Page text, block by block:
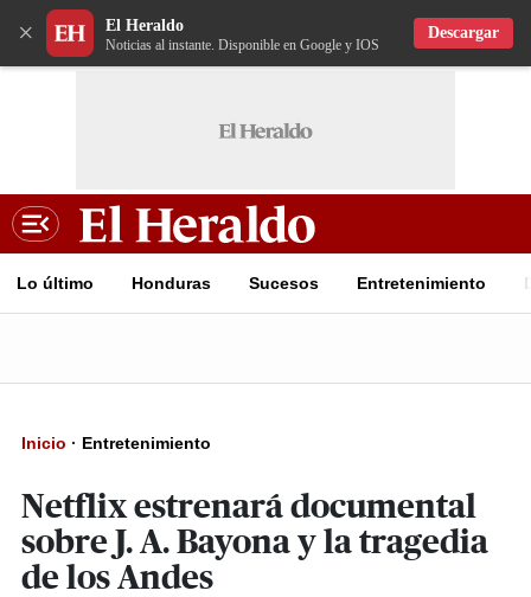
× El Heraldo
Noticias al instante. Disponible en Google y IOS
Descargar
Lo último Honduras Sucesos Entretenimiento
Inicio · Entretenimiento
Netflix estrenará documental
sobre J. A. Bayona y la tragedia
de los Andes